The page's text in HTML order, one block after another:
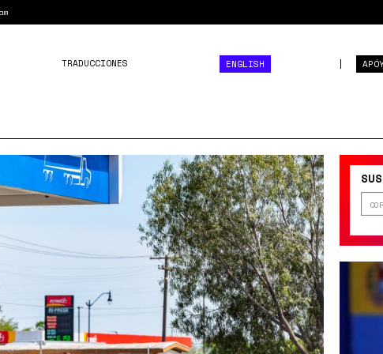
TRADUCCIONES ENGLISH